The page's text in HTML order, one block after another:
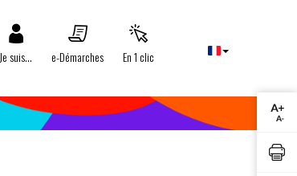
Je suis... e-Démarches En 1 clic